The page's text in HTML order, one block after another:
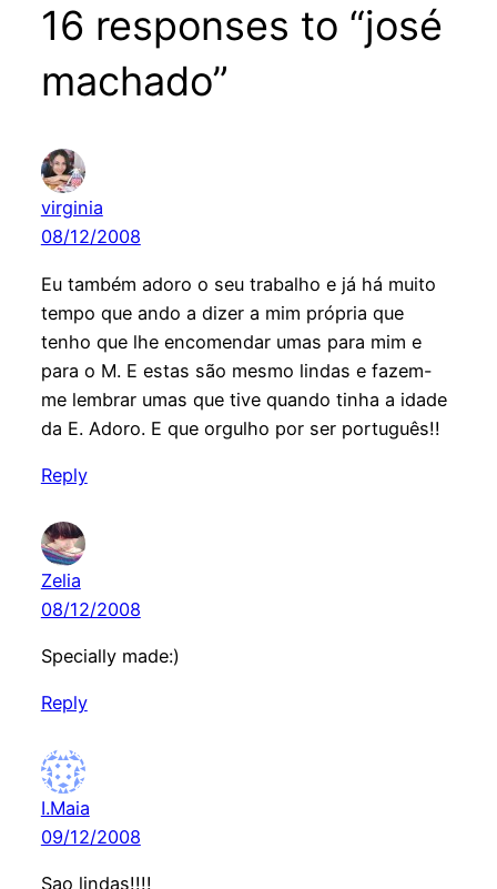
16 responses to “josé
machado”
virginia
08/12/2008
Eu também adoro o seu trabalho e já há muito
tempo que ando a dizer a mim própria que
tenho que lhe encomendar umas para mim e
para o M. E estas são mesmo lindas e fazem-
me lembrar umas que tive quando tinha a idade
da E. Adoro. E que orgulho por ser português!!
Reply
Zelia
08/12/2008
Specially made:)
Reply
I.Maia
09/12/2008
Sao lindas!!!!